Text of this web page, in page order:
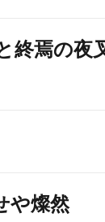
終焉の夜
や燦然